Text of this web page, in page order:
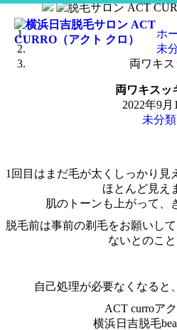
ホ
未
両ワキス
両ワキスッ
2022年9月
未分類
1回目はまだ毛が太くしっかり見
ほとんど見え
肌のトーンも上がって、
脱毛前は事前の剃毛をお願いし
ないとのこと
自己処理が必要なくなると
ACT curroア
横浜日吉脱毛